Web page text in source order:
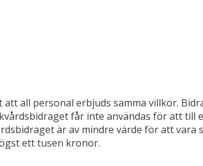
all personal erbjuds samma villkor.
får inte användas för att till
är av mindre värde för att vara
ett tusen kronor.